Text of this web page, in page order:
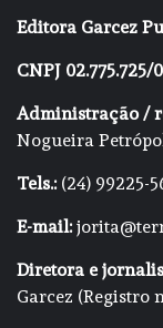
Editora Garcez
CNPJ 02.775.725/
Administração /
Nogueira
Tels.:(24) 99225-
E-mail:
Diretora e
Garcez (Registro